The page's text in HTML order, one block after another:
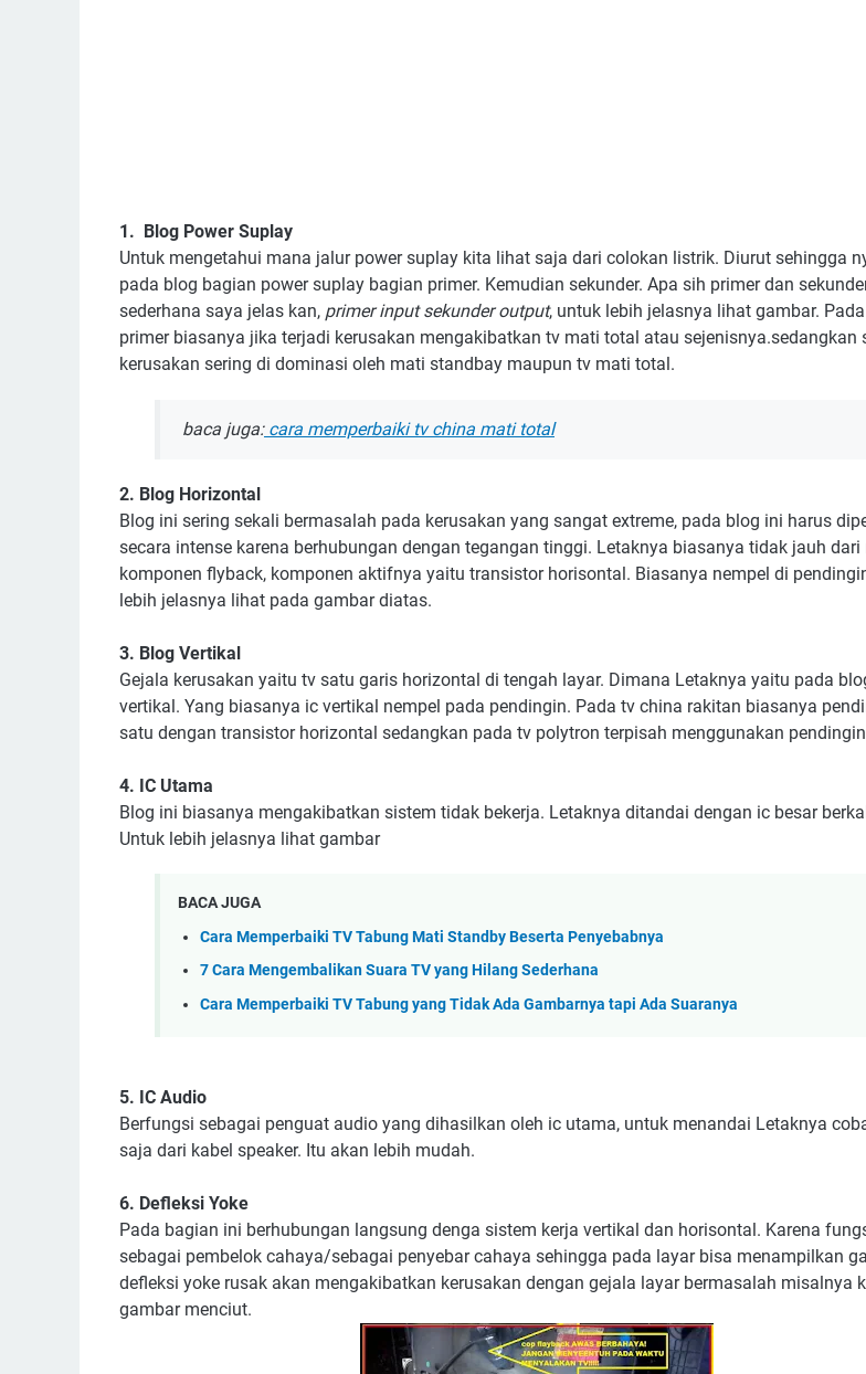
1. Blog Power Suplay
Untuk mengetahui mana jalur power suplay kita lihat saja dari colokan listrik. Diurut sehingga
pada blog bagian power suplay bagian primer. Kemudian sekunder. Apa sih primer dan
sederhana saya jelas kan, primer input sekunder output, untuk lebih jelasnya lihat gambar.
primer biasanya jika terjadi kerusakan mengakibatkan tv mati total atau sejenisnya.sedangkan
kerusakan sering di dominasi oleh mati standbay maupun tv mati total.
baca juga:cara memperbaiki tv china mati total
2. Blog Horizontal
Blog ini sering sekali bermasalah pada kerusakan yang sangat extreme, pada blog ini harus
secara intense karena berhubungan dengan tegangan tinggi. Letaknya biasanya tidak jauh dari
komponen flyback, komponen aktifnya yaitu transistor horisontal. Biasanya nempel di
lebih jelasnya lihat pada gambar diatas.
3. Blog Vertikal
Gejala kerusakan yaitu tv satu garis horizontal di tengah layar. Dimana Letaknya yaitu pada
vertikal. Yang biasanya ic vertikal nempel pada pendingin. Pada tv china rakitan biasanya
satu dengan transistor horizontal sedangkan pada tv polytron terpisah menggunakan
4. IC Utama
Blog ini biasanya mengakibatkan sistem tidak bekerja. Letaknya ditandai dengan ic besar
Untuk lebih jelasnya lihat gambar
BACA JUGA
Cara Memperbaiki TV Tabung Mati Standby Beserta Penyebabnya
7 Cara Mengembalikan Suara TV yang Hilang Sederhana
Cara Memperbaiki TV Tabung yang Tidak Ada Gambarnya tapi Ada Suaranya
5. IC Audio
Berfungsi sebagai penguat audio yang dihasilkan oleh ic utama, untuk menandai Letaknya
saja dari kabel speaker. Itu akan lebih mudah.
6. Defleksi Yoke
Pada bagian ini berhubungan langsung denga sistem kerja vertikal dan horisontal. Karena
sebagai pembelok cahaya/sebagai penyebar cahaya sehingga pada layar bisa menampilkan
defleksi yoke rusak akan mengakibatkan kerusakan dengan gejala layar bermasalah misalnya
gambar menciut.